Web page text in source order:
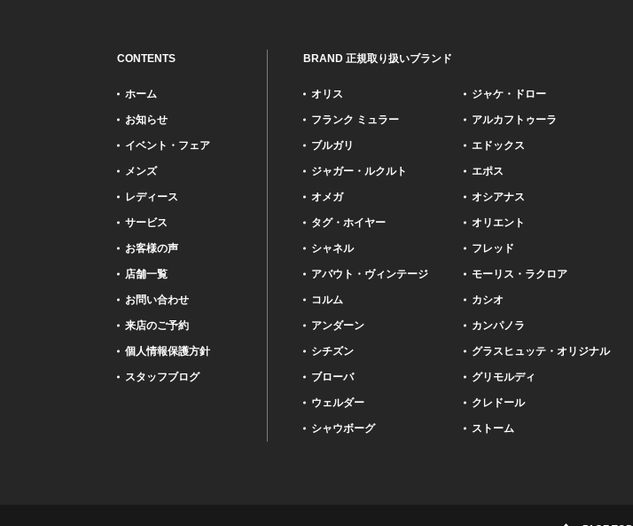
CONTENTS
ホーム
お知らせ
イベント・フェア
メンズ
レディース
サービス
お客様の声
店舗一覧
お問い合わせ
来店のご予約
個人情報保護方針
スタッフブログ
BRAND 正規取り扱いブランド
オリス
フランク ミュラー
ブルガリ
ジャガー・ルクルト
オメガ
タグ・ホイヤー
シャネル
アバウト・ヴィンテージ
コルム
アンダーン
シチズン
ブローバ
ウェルダー
シャウボーグ
ジャケ・ドロー
アルカフトゥーラ
エドックス
エポス
オシアナス
オリエント
フレッド
モーリス・ラクロア
カシオ
カンパノラ
グラスヒュッテ・オリジナル
グリモルディ
クレドール
ストーム